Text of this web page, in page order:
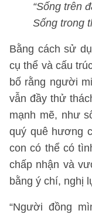
“Sống trên
Sống trong
Bằng cách sử
cụ thể và cấu
bố rằng người
vẫn đầy thử
mạnh mẽ, như
quý quê hương
con có thể có
chấp nhận và
bằng ý chí, nghị
“Người đồng